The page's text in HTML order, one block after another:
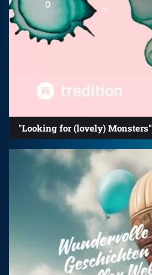
"Looking for (lovely) Monsters"